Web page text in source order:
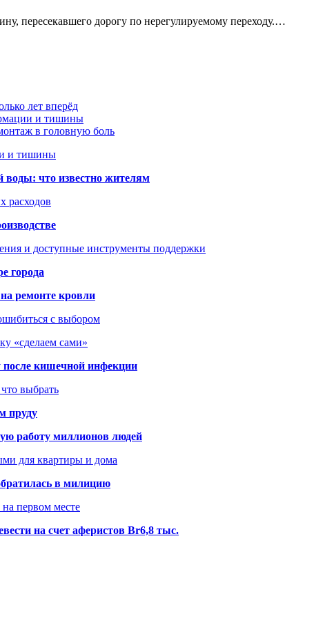
пересекавшего дорогу по нерегулируемому переходу.…
лет вперёд
и тишины
в головную боль
и тишины
воды: что известно жителям
расходов
и доступные инструменты поддержки
города
ремонте кровли
с выбором
«сделаем сами»
после кишечной инфекции
выбрать
пруду
работу миллионов людей
для квартиры и дома
в милицию
первом месте
на счет аферистов Br6,8 тыс.